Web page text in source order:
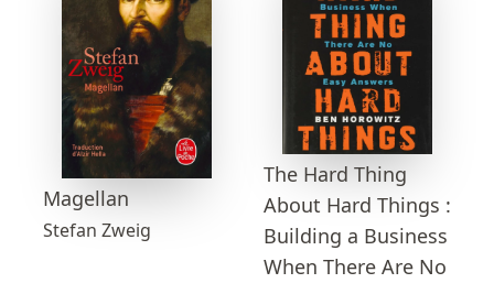
Magellan
Stefan Zweig
The Hard Thing
About Hard Things :
Building a Business
When There Are No